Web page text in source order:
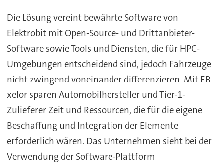
Die Lösung vereint bewährte Software von
Elektrobit mit Open-Source- und Drittanbieter-
Software sowie Tools und Diensten, die für HPC-
Umgebungen entscheidend sind, jedoch Fahrzeuge
nicht zwingend voneinander differenzieren. Mit EB
xelor sparen Automobilhersteller und Tier-1-
Zulieferer Zeit und Ressourcen, die für die eigene
Beschaffung und Integration der Elemente
erforderlich wären. Das Unternehmen sieht bei der
Verwendung der Software-Plattform